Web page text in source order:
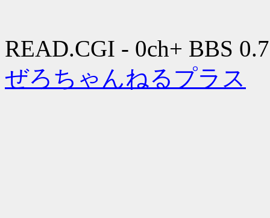
READ.CGI - 0ch+ BBS
ぜろちゃんねるプラス